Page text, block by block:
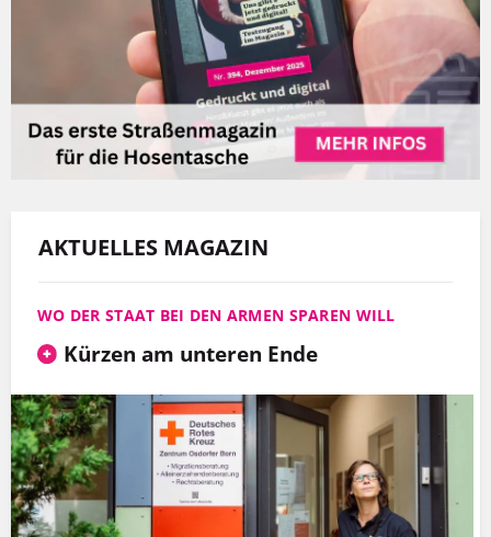
AKTUELLES MAGAZIN
WO DER STAAT BEI DEN ARMEN SPAREN WILL
Kürzen am unteren Ende